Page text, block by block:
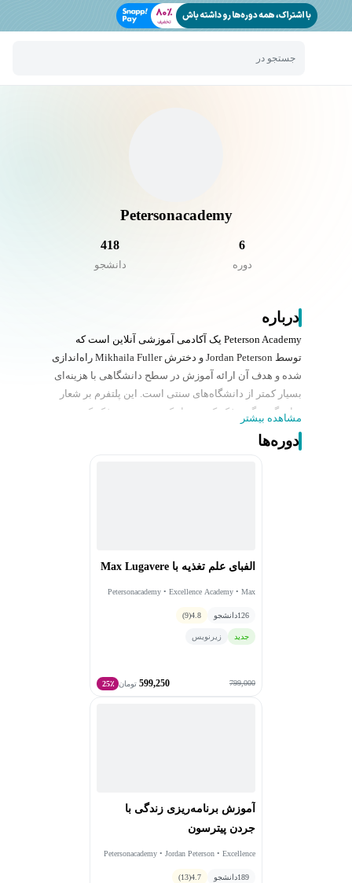
جستجو در
Petersonacademy
6
دوره
418
دانشجو
درباره
Peterson Academy یک آکادمی آموزشی آنلاین است که
توسط Jordan Peterson و دخترش Mikhaila Fuller راه‌اندازی
شده و هدف آن ارائه آموزش در سطح دانشگاهی با هزینه‌ای
بسیار کمتر از دانشگاه‌های سنتی است. این پلتفرم بر شعار
«یاد بگیر چگونه فکر کنی، نه اینکه به چه چیزی فکر کنی»
تأکید دارد و دوره‌هایی در حوزه‌هایی مانند روان‌شناسی،
فلسفه، تاریخ، علوم، سیاست و علوم انسانی ارائه می‌کند که
معرفی می‌کند و بر آزادی فکری، دسترسی جهانی و کاهش
هزینه آموزش تأکید دارد.
مشاهده بیشتر
دوره‌ها
الفبای علم تغذیه با Max Lugavere
Petersonacademy • Excellence Academy • Max
126دانشجو 4.8
(9)
جدید زیرنویس
799,000
599,250 تومان 25٪
آموزش برنامه‌ریزی زندگی با
جردن پیترسون
Petersonacademy • Jordan Peterson • Excellence
189دانشجو 4.7
(13)